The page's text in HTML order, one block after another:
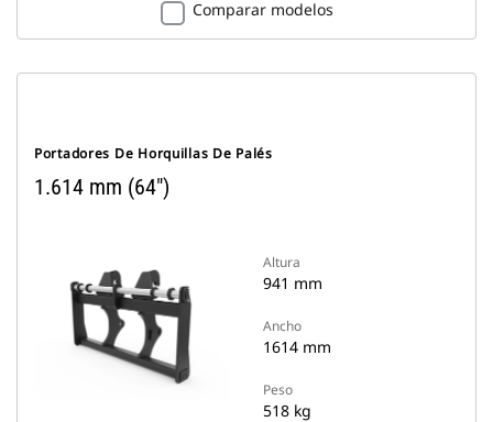
Comparar modelos
Portadores De Horquillas De Palés
1.614 mm (64")
Altura
941 mm
Ancho
1614 mm
Peso
518 kg